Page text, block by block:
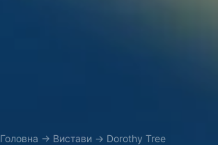
Головна → Вистави → Dorothy Tree